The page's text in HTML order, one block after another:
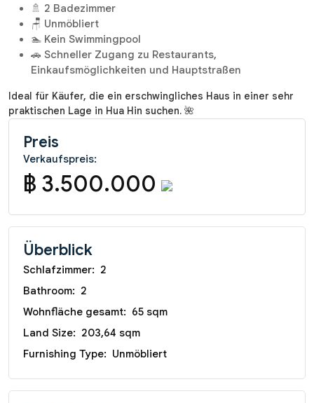
🚿 2 Badezimmer
🪑 Unmöbliert
🏊 Kein Swimmingpool
🚗 Schneller Zugang zu Restaurants,
Einkaufsmöglichkeiten und Hauptstraßen
Ideal für Käufer, die ein erschwingliches Haus in einer sehr
praktischen Lage in Hua Hin suchen. 🌺
Preis
Verkaufspreis:
฿ 3.500.000
Überblick
Schlafzimmer: 2
Bathroom: 2
Wohnfläche gesamt: 65 sqm
Land Size: 203,64 sqm
Furnishing Type: Unmöbliert